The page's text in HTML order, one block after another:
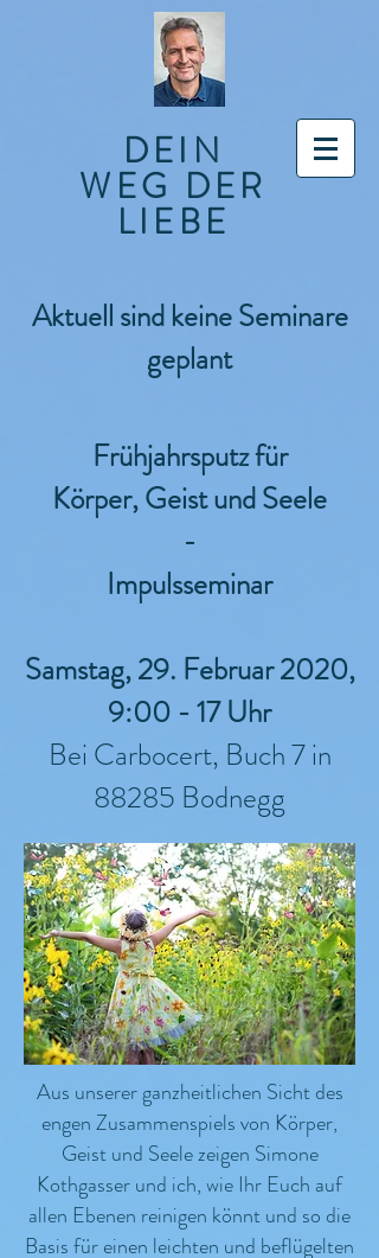
DEIN
WEG DER
LIEBE
Aktuell sind keine Seminare
geplant
Frühjahrsputz für
Körper, Geist und Seele
-
Impulsseminar
Samstag, 29. Februar 2020,
9:00 - 17 Uhr
Bei Carbocert, Buch 7 in
88285 Bodnegg
Aus unserer ganzheitlichen Sicht des
engen Zusammenspiels von Körper,
Geist und Seele zeigen Simone
Kothgasser und ich, wie Ihr Euch auf
allen Ebenen reinigen könnt und so die
Basis für einen leichten und beflügelten